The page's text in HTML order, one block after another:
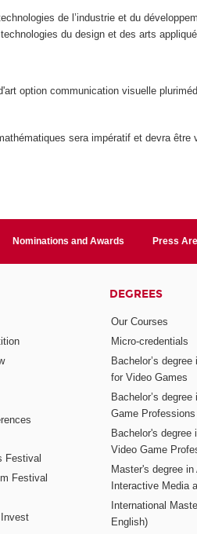
de l’industrie et du
du design et des arts
option communication visuelle
sera impératif et devra
Nominations and Awards Press
Festival
Festival
DEGREES
Our Courses
Micro-credentials
Bachelor’s
for Video Games
Bachelor’s
Game Professions
Bachelor's degree
Video Game
Master's degree
Interactive Media
International
English)